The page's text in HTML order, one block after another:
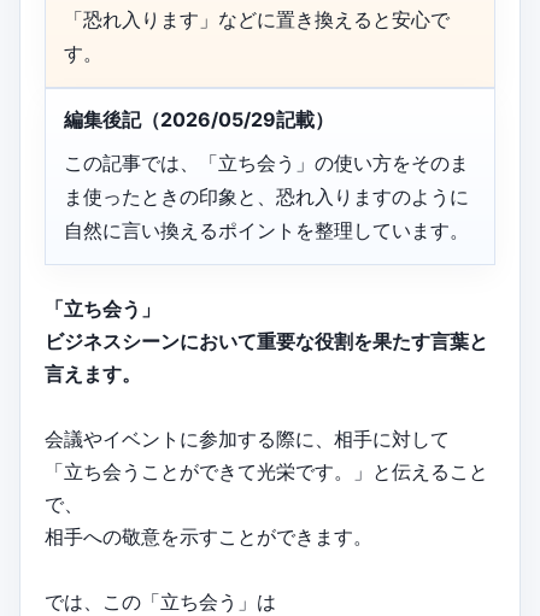
「恐れ入ります」などに置き換えると安心で
す。
編集後記（2026/05/29記載）
この記事では、「立ち会う」の使い方をそのま
ま使ったときの印象と、恐れ入りますのように
自然に言い換えるポイントを整理しています。
「立ち会う」
ビジネスシーンにおいて重要な役割を果たす言葉と
言えます。
会議やイベントに参加する際に、相手に対して
「立ち会うことができて光栄です。」と伝えること
で、
相手への敬意を示すことができます。
では、この「立ち会う」は